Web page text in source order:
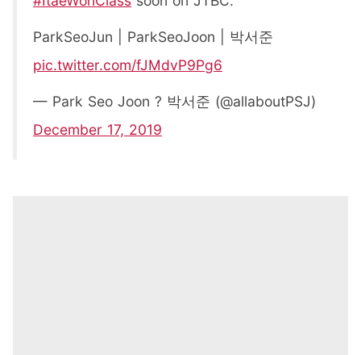
ParkSeoJun | ParkSeoJoon | 박서준
pic.twitter.com/fJMdvP9Pg6
— Park Seo Joon ? 박서준 (@allaboutPSJ)
December 17, 2019